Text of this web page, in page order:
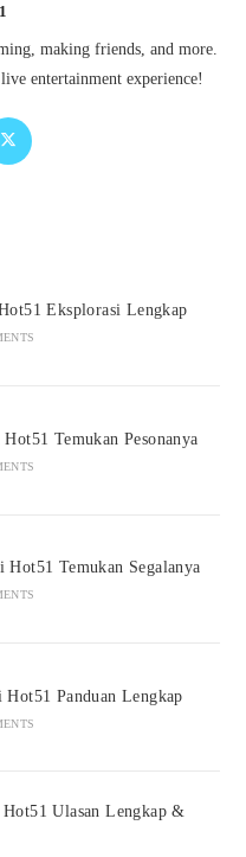
making friends, and more.
entertainment experience!
Opens
Eksplorasi Lengkap
Temukan Pesonanya
Temukan Segalanya
Panduan Lengkap
Ulasan Lengkap &